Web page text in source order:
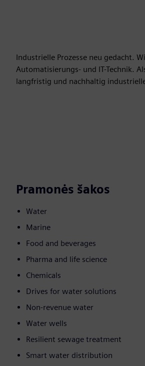
Industrielle Prozesse neu gedacht.
Automatisierungs- und IT-Technik.
langfristig und nachhaltig
Pramonės šakos
Water
Marine
Food and beverages
Pharma and life science
Chemicals
Drives for water solutions
Non-revenue water
Water wells
Resilient sewage treatment
Smart water distribution